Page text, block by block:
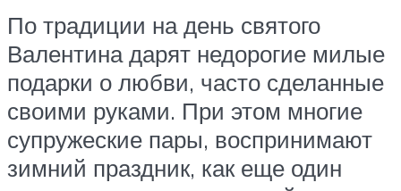
По традиции на день святого
Валентина дарят недорогие милые
подарки о любви, часто сделанные
своими руками. При этом многие
супружеские пары, воспринимают
зимний праздник, как еще один